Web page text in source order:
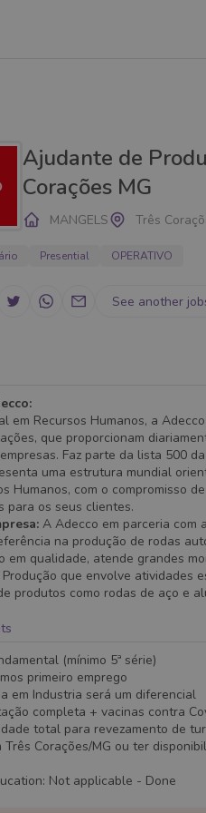
Ajudante de
Corações MG
MANGELS Três
Presential OPERATIVO
See another
em Recursos Humanos, a
que proporcionam
Faz parte da lista 500
uma estrutura mundial
Humanos, com o compromisso
para os seus clientes.
A Adecco em parceria com
na produção de rodas
em qualidade, atende grandes
Produção que envolve atividades
produtos como rodas de aço e
(mínimo 5ª série)
primeiro emprego
em Industria será um diferencial
completa + vacinas contra
total para revezamento de
Três Corações/MG ou ter
: Not applicable - Done